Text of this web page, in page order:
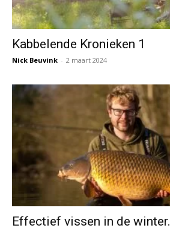
Kabbelende Kronieken 1
Nick Beuvink - 2 maart 2024
Effectief vissen in de winter.